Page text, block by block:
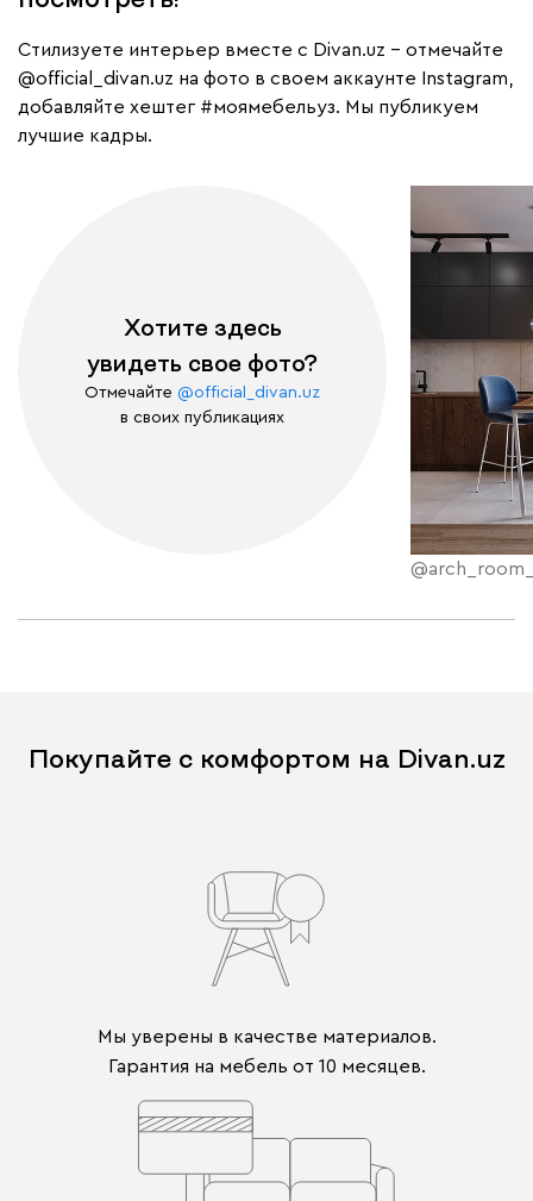
Cтилизуете интерьер вместе с Divan.uz – отмечайте
@official_divan.uz на фото в своем аккаунте Instagram,
добавляйте хештег #моямебельуз. Мы публикуем
лучшие кадры.
Хотите здесь
увидеть свое фото?
Отмечайте @official_divan.uz
в своих публикациях
Покупайте с комфортом на Divan.uz
Мы уверены в качестве материалов.
Гарантия на мебель от 10 месяцев.